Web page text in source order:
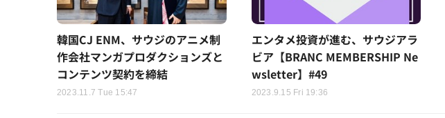
韓国CJ ENM、サウジのアニメ制
作会社マンガプロダクションズと
コンテンツ契約を締結
2023.11.7 Tue 15:47
エンタメ投資が進む、サウジアラ
ビア【BRANC MEMBERSHIP Ne
wsletter】#49
2023.9.15 Fri 19:36